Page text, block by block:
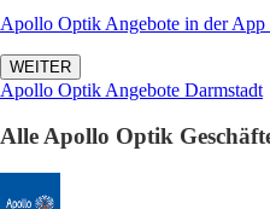
Apollo Optik Angebote in der App
WEITER
Apollo Optik Angebote Darmstadt
Alle Apollo Optik